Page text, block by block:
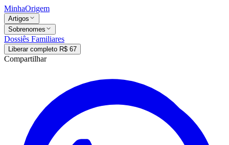
MinhaOrigem
Artigos
Sobrenomes
Dossiês Familiares
Liberar completo R$ 67
Compartilhar